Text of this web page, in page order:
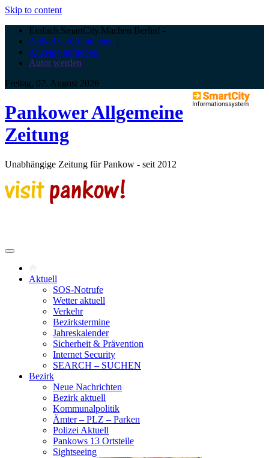
Skip to content
Einfach.SmartCity.Machen:Berlin! -
Artikel veröffentlichen |
Anzeige aufgeben |
Autor werden
Freitag, 07. August 2026
Pankower Allgemeine
Zeitung
Unabhängige Zeitung für Pankow - seit 2012
Aktuell
SOS-Notrufe
Wetter aktuell
Verkehr
Bezirkstermine
Jahreskalender
Sicherheit & Prävention
Internet Security
SEARCH – SUCHEN
Bezirk
Neue Nachrichten
Bezirk aktuell
Kommunalpolitik
Ämter – PLZ – Parken
Polizei Aktuell
Pankows 13 Ortsteile
Sightseeing